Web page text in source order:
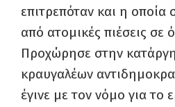
επιτρεπόταν και η οποία
από ατομικές πιέσεις σε
Προχώρησε στην
κραυγαλέων
έγινε με τον νόμο για το